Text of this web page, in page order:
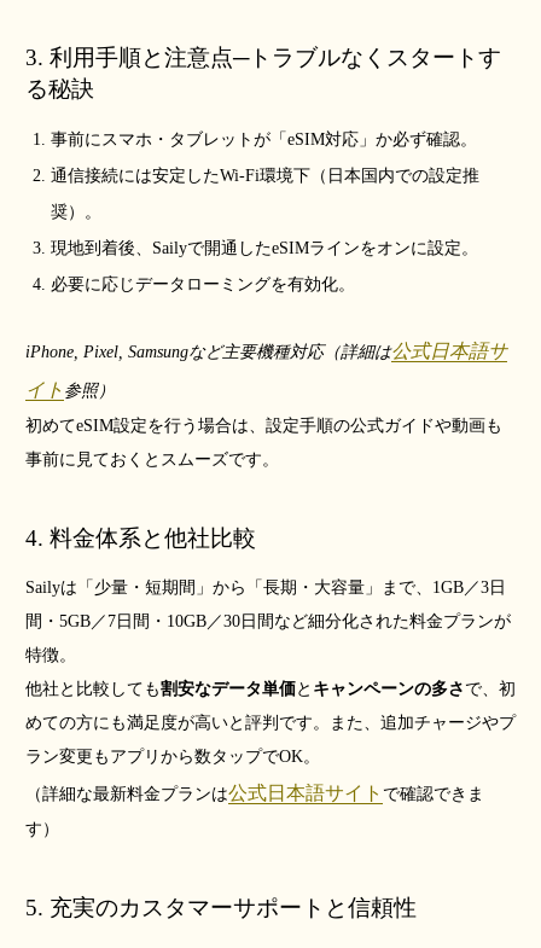
3. 利用手順と注意点─トラブルなくスタートす
る秘訣
事前にスマホ・タブレットが「eSIM対応」か必ず確認。
通信接続には安定したWi-Fi環境下（日本国内での設定推
奨）。
現地到着後、Sailyで開通したeSIMラインをオンに設定。
必要に応じデータローミングを有効化。
iPhone, Pixel, Samsungなど主要機種対応（詳細は公式日本語サ
イト 参照）
初めてeSIM設定を行う場合は、設定手順の公式ガイドや動画も
事前に見ておくとスムーズです。
4. 料金体系と他社比較
Sailyは「少量・短期間」から「長期・大容量」まで、1GB／3日
間・5GB／7日間・10GB／30日間など細分化された料金プランが
特徴。
他社と比較しても割安なデータ単価と キャンペーンの多さ で、初
めての方にも満足度が高いと評判です。また、追加チャージやプ
ラン変更もアプリから数タップでOK。
（詳細な最新料金プランは公式日本語サイト で確認できま
す）
5. 充実のカスタマーサポートと信頼性